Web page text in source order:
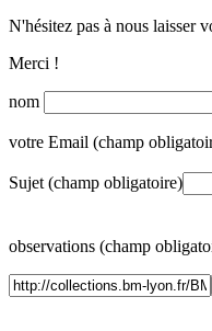
N'hésitez pas à nous laisser
Merci !
nom
votre Email (champ
Sujet (champ obligatoire)
observations (champ